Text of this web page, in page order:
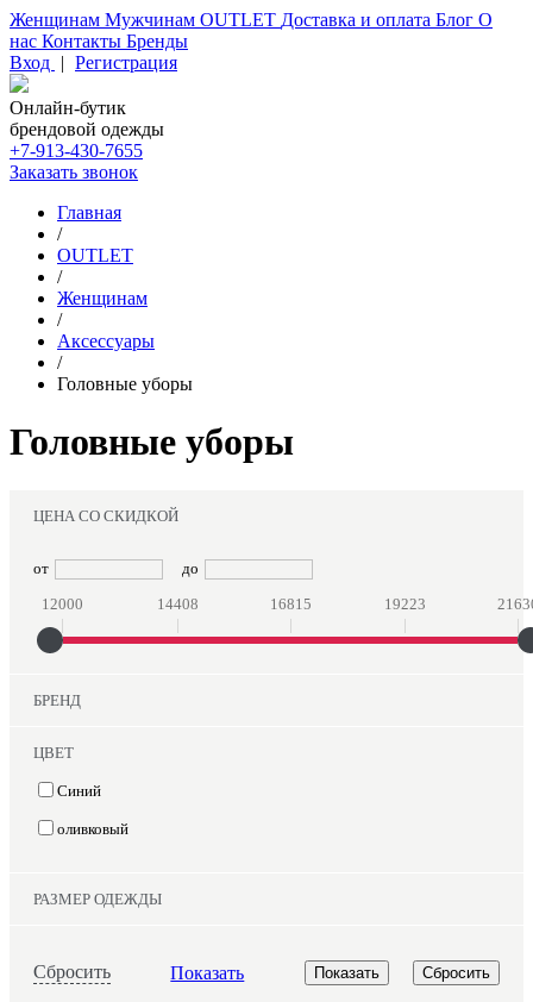
Женщинам Мужчинам OUTLET Доставка и оплата Блог О
нас Контакты Бренды
Вход | Регистрация
Онлайн-бутик
брендовой одежды
+7-913-430-7655
Заказать звонок
Главная
/
OUTLET
/
Женщинам
/
Аксессуары
/
Головные уборы
Головные уборы
ЦЕНА СО СКИДКОЙ
от
до
12000
14408 16815 19223
БРЕНД
ЦВЕТ
Синий
оливковый
РАЗМЕР ОДЕЖДЫ
Сбросить Показать